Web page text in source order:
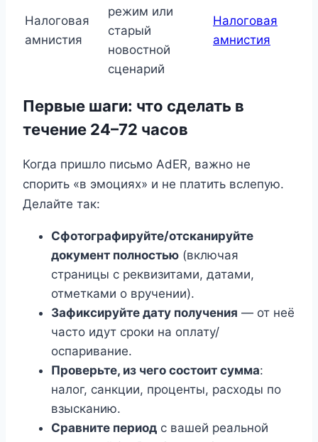
Налоговая
амнистия
режим или
старый
новостной
сценарий
Налоговая
амнистия
Первые шаги: что сделать в
течение 24–72 часов
Когда пришло письмо AdER, важно не
спорить «в эмоциях» и не платить вслепую.
Делайте так:
Сфотографируйте/отсканируйте
документ полностью (включая
страницы с реквизитами, датами,
отметками о вручении).
Зафиксируйте дату получения — от неё
часто идут сроки на оплату/
оспаривание.
Проверьте, из чего состоит сумма:
налог, санкции, проценты, расходы по
взысканию.
Сравните период с вашей реальной